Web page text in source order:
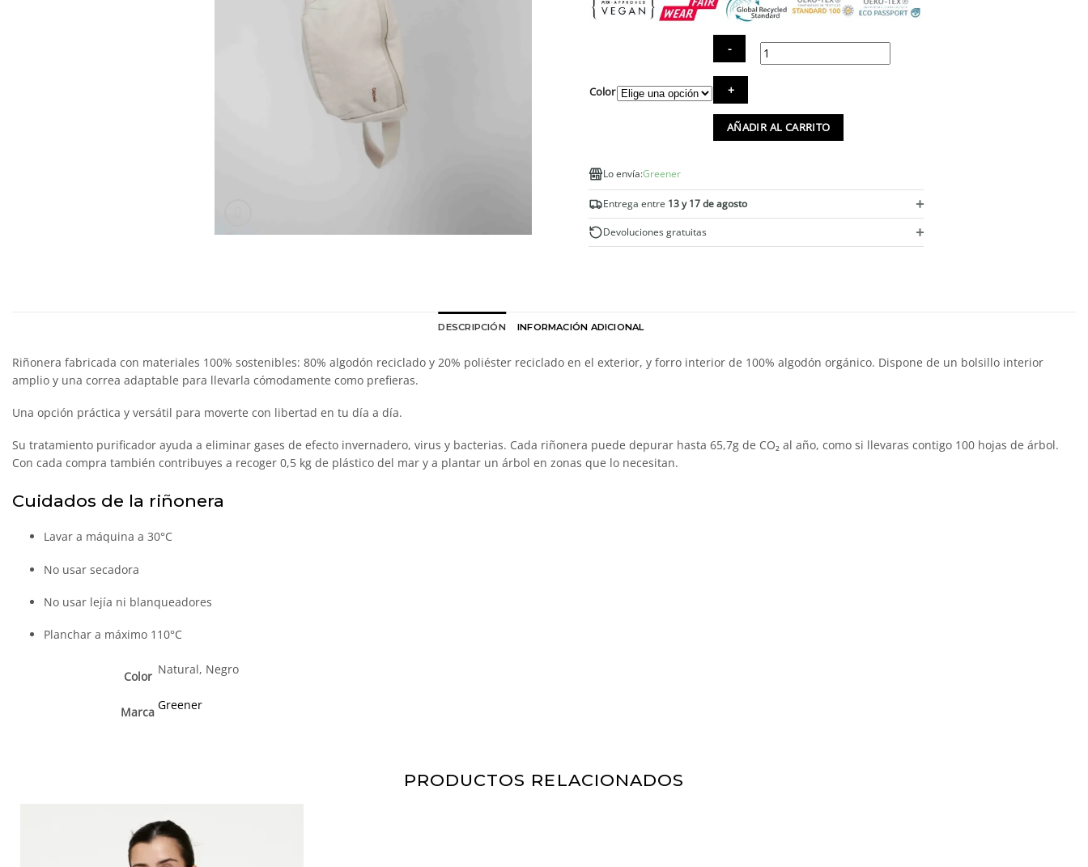
Color
Riñonera
bolsillo
interior
AÑADIR AL CARRITO
Lo envía:Greener
Entrega entre 13 y 17 de agosto +
Devoluciones gratuitas +
DESCRIPCIÓN INFORMACIÓN ADICIONAL
Riñonera fabricada con materiales 100% sostenibles: 80% algodón reciclado y 20% poliéster reciclado en el exterior, y forro interior de 100% algodón orgánico. Dispone de un bolsillo interior
amplio y una correa adaptable para llevarla cómodamente como prefieras.
Una opción práctica y versátil para moverte con libertad en tu día a día.
Su tratamiento purificador ayuda a eliminar gases de efecto invernadero, virus y bacterias. Cada riñonera puede depurar hasta 65,7g de CO₂ al año, como si llevaras contigo 100 hojas de árbol.
Con cada compra también contribuyes a recoger 0,5 kg de plástico del mar y a plantar un árbol en zonas que lo necesitan.
Cuidados de la riñonera
Lavar a máquina a 30°C
No usar secadora
No usar lejía ni blanqueadores
Planchar a máximo 110°C
Color Natural, Negro
Marca Greener
PRODUCTOS RELACIONADOS